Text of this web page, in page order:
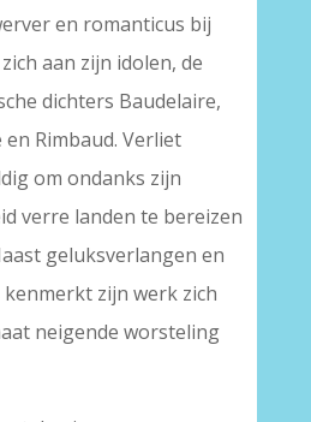
en romanticus bij
aan zijn idolen, de
dichters Baudelaire,
Rimbaud. Verliet
om ondanks zijn
verre landen te bereizen
geluksverlangen en
kenmerkt zijn werk zich
neigende worsteling